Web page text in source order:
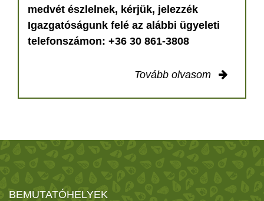
medvét észlelnek, kérjük, jelezzék
Igazgatóságunk felé az alábbi ügyeleti
telefonszámon: +36 30 861-3808
Tovább olvasom
BEMUTATÓHELYEK